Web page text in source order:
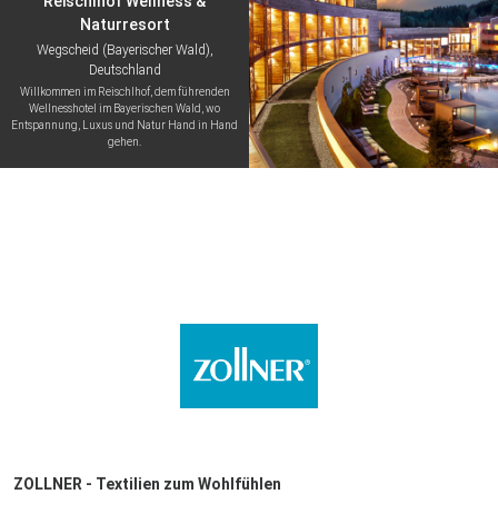
Naturresort
Wegscheid (Bayerischer Wald),
Deutschland
Willkommen im Reischlhof, dem führenden
Wellnesshotel im Bayerischen Wald, wo
Entspannung, Luxus und Natur Hand in Hand
gehen.
ZOLLNER - Textilien zum Wohlfühlen